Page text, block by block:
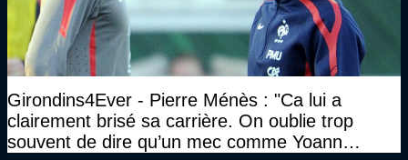
Girondins4Ever - Pierre Ménès : "Ca lui a
clairement brisé sa carrière. On oublie trop
souvent de dire qu’un mec comme Yoann